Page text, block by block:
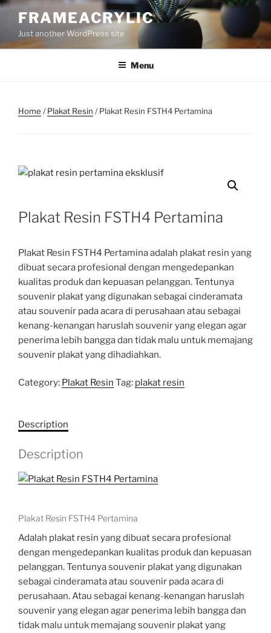
Skip
content
FRAMEACRYLIC
Just another WordPress site
Menu
Home /Plakat Resin / Plakat Resin FSTH4 Pertamina
Plakat Resin FSTH4 Pertamina
Plakat Resin FSTH4 Pertamina adalah plakat resin yang
dibuat secara profesional dengan mengedepankan
kualitas produk dan kepuasan pelanggan. Tentunya
souvenir plakat yang digunakan sebagai cinderamata
atau souvenir pada acara di perusahaan atau sebagai
kenang-kenangan haruslah souvenir yang elegan agar
penerima lebih bangga dan tidak malu untuk memajang
souvenir plakat yang dihadiahkan.
Category: Plakat Resin Tag: plakat resin
Description
Description
Plakat Resin FSTH4 Pertamina
Adalah plakat resin yang dibuat secara profesional
dengan mengedepankan kualitas produk dan kepuasan
pelanggan. Tentunya souvenir plakat yang digunakan
sebagai cinderamata atau souvenir pada acara di
perusahaan. Atau sebagai kenang-kenangan haruslah
souvenir yang elegan agar penerima lebih bangga dan
tidak malu untuk memajang souvenir plakat yang